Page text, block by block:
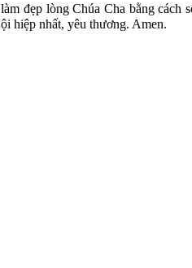
đẹp lòng Chúa Cha bằng cách
hiệp nhất, yêu thương. Amen.